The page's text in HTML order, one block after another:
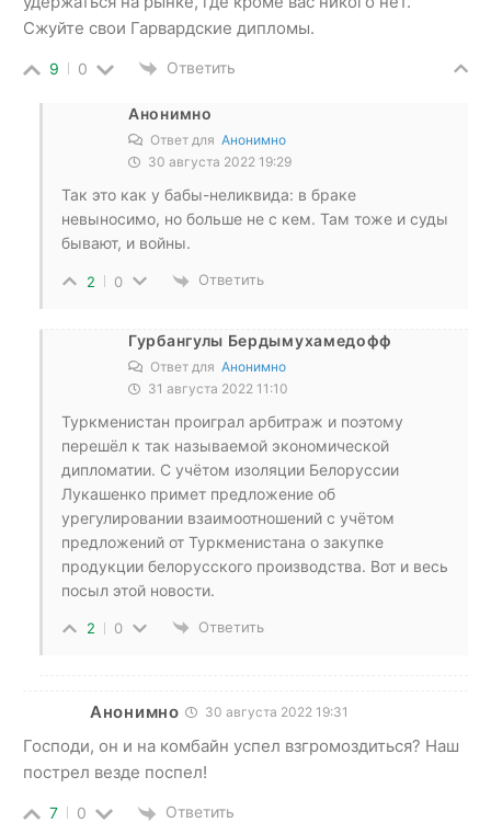
Сжуйте свои Гарвардские дипломы.
9 0 Ответить
Анонимно
Ответ для Анонимно
30 августа 2022 19:29
Так это как у бабы-неликвида: в браке
невыносимо, но больше не с кем. Там тоже и суды
бывают, и войны.
2 0 Ответить
Гурбангулы Бердымухамедофф
Ответ для Анонимно
31 августа 2022 11:10
Туркменистан проиграл арбитраж и поэтому
перешёл к так называемой экономической
дипломатии. С учётом изоляции Белоруссии
Лукашенко примет предложение об
урегулировании взаимоотношений с учётом
предложений от Туркменистана о закупке
продукции белорусского производства. Вот и весь
посыл этой новости.
2 0 Ответить
Анонимно 30 августа 2022 19:31
Господи, он и на комбайн успел взгромоздиться? Наш
пострел везде поспел!
7 0 Ответить